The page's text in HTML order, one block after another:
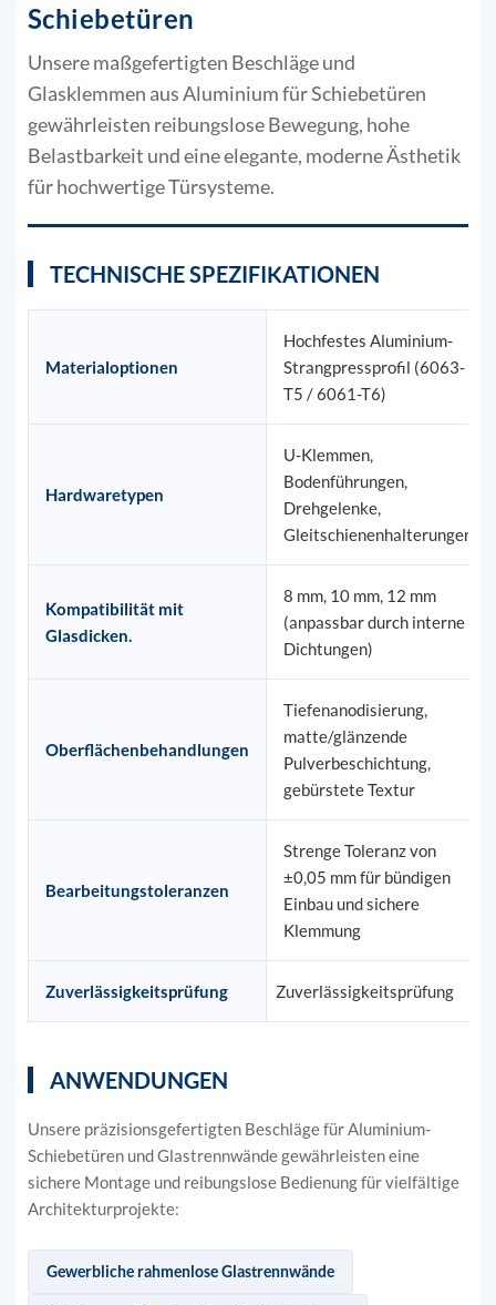
Schiebetüren
Unsere maßgefertigten Beschläge und
Glasklemmen aus Aluminium für Schiebetüren
gewährleisten reibungslose Bewegung, hohe
Belastbarkeit und eine elegante, moderne Ästhetik
für hochwertige Türsysteme.
TECHNISCHE SPEZIFIKATIONEN
Materialoptionen
Hochfestes Aluminium-
Strangpressprofil (6063-
T5 / 6061-T6)
Hardwaretypen
U-Klemmen,
Bodenführungen,
Drehgelenke,
Gleitschienenhalterungen
Kompatibilität mit
Glasdicken.
8 mm, 10 mm, 12 mm
(anpassbar durch interne
Dichtungen)
Oberflächenbehandlungen
Tiefenanodisierung,
matte/glänzende
Pulverbeschichtung,
gebürstete Textur
Bearbeitungstoleranzen
Strenge Toleranz von
±0,05 mm für bündigen
Einbau und sichere
Klemmung
Zuverlässigkeitsprüfung Zuverlässigkeitsprüfung
ANWENDUNGEN
Unsere präzisionsgefertigten Beschläge für Aluminium-
Schiebetüren und Glastrennwände gewährleisten eine
sichere Montage und reibungslose Bedienung für vielfältige
Architekturprojekte:
Gewerbliche rahmenlose Glastrennwände